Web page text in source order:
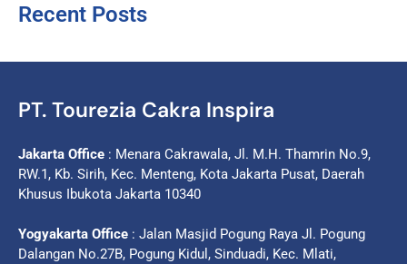
Recent Posts
PT. Tourezia Cakra Inspira
Jakarta Office : Menara Cakrawala, Jl. M.H. Thamrin No.9,
RW.1, Kb. Sirih, Kec. Menteng, Kota Jakarta Pusat, Daerah
Khusus Ibukota Jakarta 10340
Yogyakarta Office : Jalan Masjid Pogung Raya Jl. Pogung
Dalangan No.27B, Pogung Kidul, Sinduadi, Kec. Mlati,